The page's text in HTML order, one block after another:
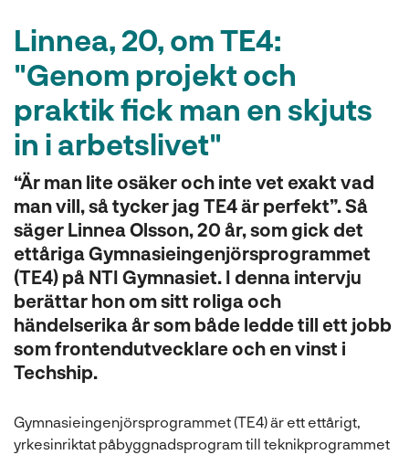
Linnea, 20, om TE4:
"Genom projekt och
praktik fick man en skjuts
in i arbetslivet"
“Är man lite osäker och inte vet exakt vad
man vill, så tycker jag TE4 är perfekt”. Så
säger Linnea Olsson, 20 år, som gick det
ettåriga Gymnasieingenjörsprogrammet
(TE4) på NTI Gymnasiet. I denna intervju
berättar hon om sitt roliga och
händelserika år som både ledde till ett jobb
som frontendutvecklare och en vinst i
Techship.
Gymnasieingenjörsprogrammet (TE4) är ett ettårigt,
yrkesinriktat påbyggnadsprogram till teknikprogrammet